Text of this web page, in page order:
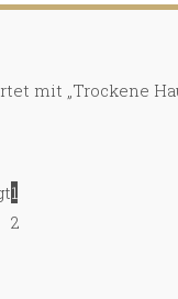
mit „Trockene
1
2